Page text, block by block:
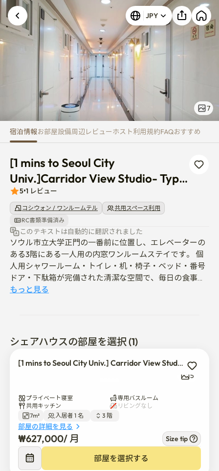
[1 mins to Seoul City JPY
7
宿泊情報お部屋設備周辺 レビューホスト利用規約FAQおすすめ
[1 mins to Seoul City
Univ.]Carridor View Studio- Type
B 5•1 レビュー
コシウォン / ワンルームテル
共用スペース利用
RC書類準備済み
このテキストは自動的に翻訳されました
ソウル市立大学正門の一番前に位置し、エレベーターの
ある3階にある一人用の内窓ワンルームステイです。 個
人用シャワールーム・トイレ・机・椅子・ベッド・番号
ドア・下駄箱が完備された清潔な空間で、毎日の食事提
供（ラーメンとご飯）と無料Wi-Fi・セルフランドリー・
など細かくご案内いたします。
ペットは許可されておりません。テナント以外の訪問者
て歩くことはできず、室内履きを履いてお越しくださ
い。 喫煙は絶対に禁止しており、夜間の騒音（23時以
降）はご遠慮ください。チェックアウト時に清掃の感想
をお寄せいただき、チェックアウトをお願いいたしま
す。
ソウル市立大学正門のすぐ前（最初の建物）！ 清涼里駅
もっと見る
シェアハウスの部屋を選択 (1)
[1 mins to Seoul City Univ.] Carridor View Studio- Type A
5
プライベート寝室
専用バスルーム
共用キッチン
リビングなし
7m²
入居者 1 名 3 階
部屋の詳細を見る
₩627,000/ 月 Size tip
部屋を選択する